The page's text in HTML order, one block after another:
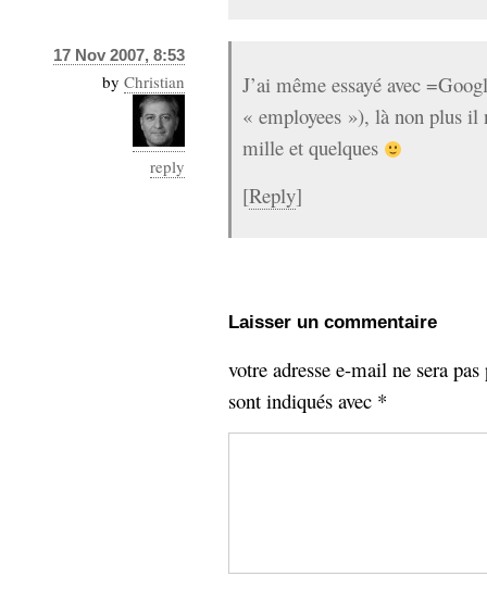
17 Nov 2007, 8:53
by Christian
reply
J’ai même essayé avec
« employees »), là non plus il
mille et quelques
[Reply]
Laisser un commentaire
votre adresse e-mail ne sera
sont indiqués avec *